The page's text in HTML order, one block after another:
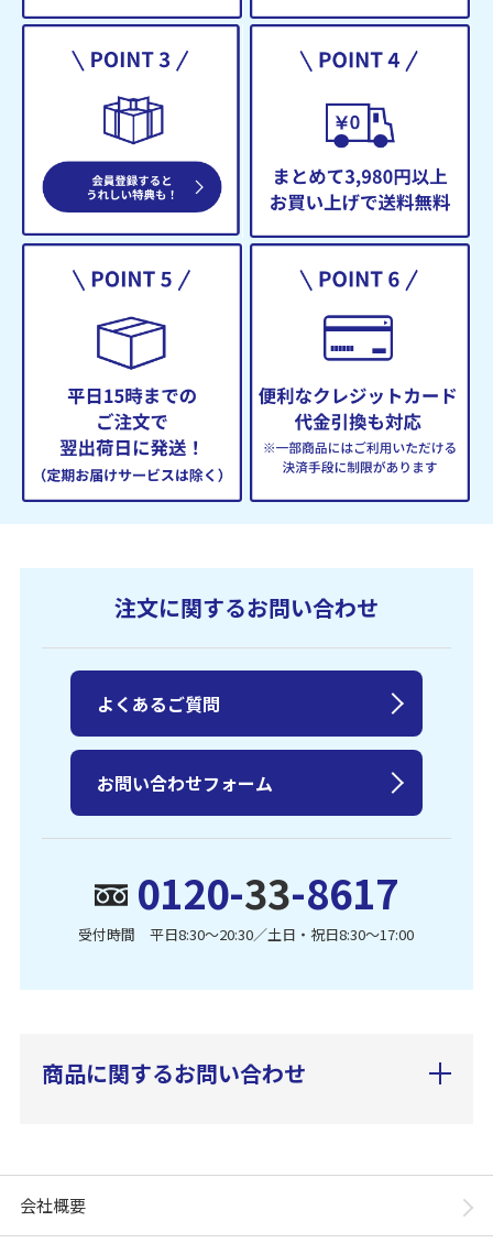
注文に関するお問い合わせ
0120-33-8617
受付時間 平日8:30〜20:30／土日・祝日8:30〜17:00
よくあるご質問
お問い合わせフォーム
商品に関するお問い合わせ
会社概要